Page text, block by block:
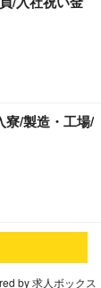
寮/製造・工場/
by 求人ボックス